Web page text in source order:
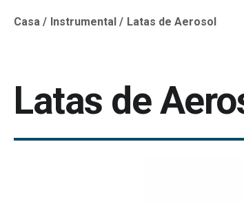
Breadcrumb
Casa Instrumental Latas de Aerosol
Latas de